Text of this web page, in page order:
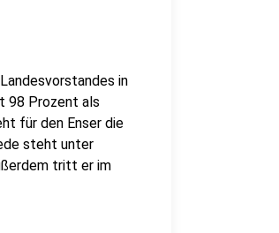
in
98 Prozent als
für den Enser die
steht unter
tritt er im